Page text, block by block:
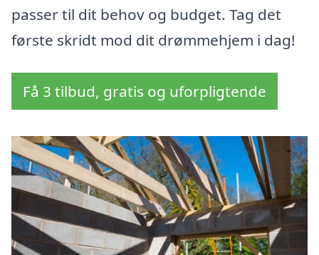
passer til dit behov og budget. Tag det
første skridt mod dit drømmehjem i dag!
Få 3 tilbud, gratis og uforpligtende